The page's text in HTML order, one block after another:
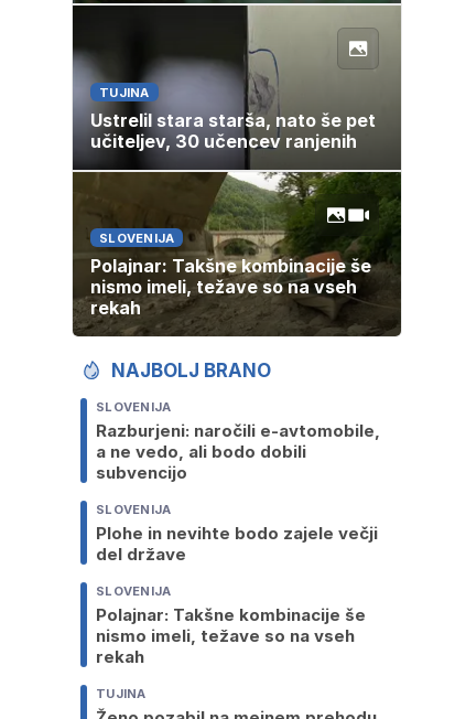
TUJINA
Ustrelil stara starša, nato še pet
učiteljev, 30 učencev ranjenih
SLOVENIJA
Polajnar: Takšne kombinacije še
nismo imeli, težave so na vseh
rekah
NAJBOLJ BRANO
SLOVENIJA
Razburjeni: naročili e-avtomobile,
a ne vedo, ali bodo dobili
subvencijo
SLOVENIJA
Plohe in nevihte bodo zajele večji
del države
SLOVENIJA
Polajnar: Takšne kombinacije še
nismo imeli, težave so na vseh
rekah
TUJINA